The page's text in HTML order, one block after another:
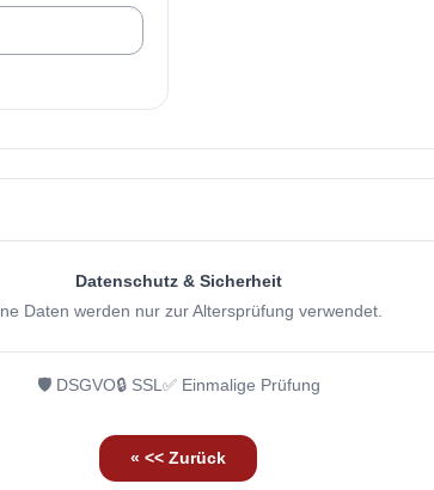
Datenschutz & Sicherheit
Daten werden nur zur Altersprüfung verwendet.
🛡️ DSGVO🔒 SSL ✅ Einmalige Prüfung
« << Zurück